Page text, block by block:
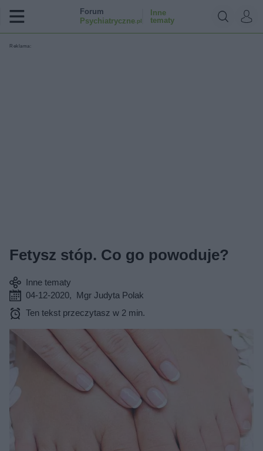
Forum
Psychiatryczne.pl
Inne
tematy
Reklama:
Fetysz stóp. Co go powoduje?
Inne tematy
04-12-2020, Mgr Judyta Polak
Ten tekst przeczytasz w 2 min.